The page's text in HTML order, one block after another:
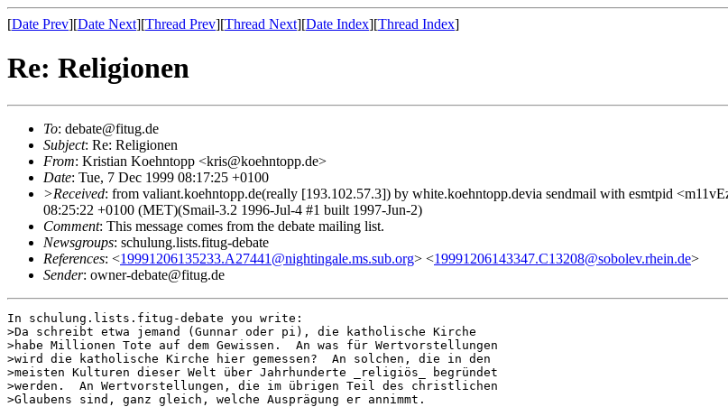
[Date Prev][Date Next][Thread Prev][Thread Next][Date Index][Thread Index]
Re: Religionen
To: debate@fitug.de
Subject: Re: Religionen
From: Kristian Koehntopp <kris@koehntopp.de>
Date: Tue, 7 Dec 1999 08:17:25 +0100
>Received: from valiant.koehntopp.de(really [193.102.57.3]) by white.koehntopp.devia sendmail with esmtpid
08:25:22 +0100 (MET)(Smail-3.2 1996-Jul-4 #1 built 1997-Jun-2)
Comment: This message comes from the debate mailing list.
Newsgroups: schulung.lists.fitug-debate
References: <19991206135233.A27441@nightingale.ms.sub.org> <19991206143347.C13208@sobolev.rhein.de>
Sender: owner-debate@fitug.de
In schulung.lists.fitug-debate you write:
>Da schreibt etwa jemand (Gunnar oder pi), die katholische Kirche
>habe Millionen Tote auf dem Gewissen.  An was für Wertvorstellungen
>wird die katholische Kirche hier gemessen?  An solchen, die in den
>meisten Kulturen dieser Welt über Jahrhunderte _religiös_ begründet
>werden.  An Wertvorstellungen, die im übrigen Teil des christlichen
>Glaubens sind, ganz gleich, welche Ausprägung er annimmt.